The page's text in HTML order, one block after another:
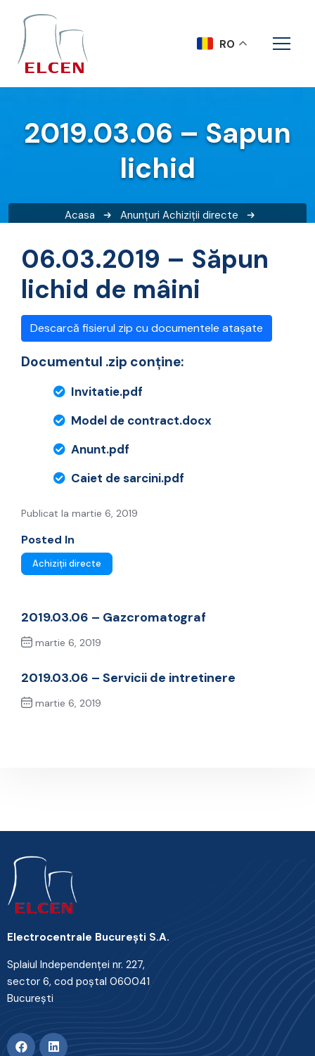
2019.03.06 – Sapun
lichid
Acasa Anunțuri Achiziții directe
06.03.2019 – Săpun
lichid de mâini
Descarcă fisierul zip cu documentele atașate
Documentul .zip conține:
Invitatie.pdf
Model de contract.docx
Anunt.pdf
Caiet de sarcini.pdf
Publicat la martie 6, 2019
Posted In
Achiziții directe
2019.03.06 – Gazcromatograf
martie 6, 2019
2019.03.06 – Servicii de intretinere
martie 6, 2019
Electrocentrale Bucureşti S.A.
Splaiul Independenţei nr. 227,
sector 6, cod poştal 060041
Bucureşti
RO